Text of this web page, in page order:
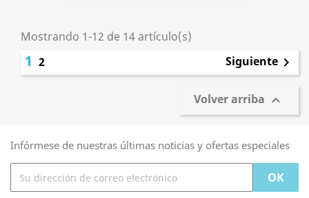
Mostrando 1-12 de 14 artículo(s)
1 2 Siguiente 
Volver arriba 
Infórmese de nuestras últimas noticias y ofertas especiales